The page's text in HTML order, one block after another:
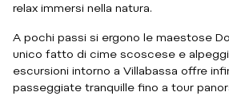
relax immersi nella natura.
A pochi passi si ergono le maestose
unico fatto di cime scoscese e alpeggi
escursioni intorno a Villabassa offre
passeggiate tranquille fino a tour